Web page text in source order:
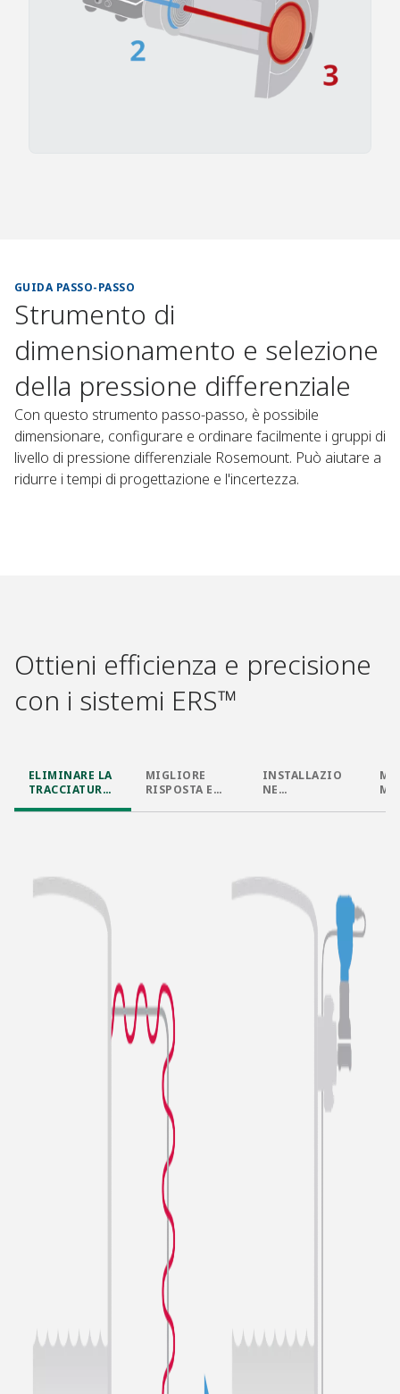
GUIDA PASSO-PASSO​
Strumento di
dimensionamento e selezione
della pressione differenziale​
Con questo strumento passo-passo, è possibile
dimensionare, configurare e ordinare facilmente i gruppi di
livello di pressione differenziale Rosemount. Può aiutare a
ridurre i tempi di progettazione e l'incertezza.
Ottieni efficienza e precisione
con i sistemi ERS™​
ELIMINARE LA
TRACCIATURA
MIGLIORE
RISPOSTA E
INSTALLAZIO
NE